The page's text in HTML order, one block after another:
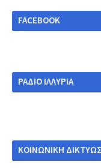
FACEBOOK
ΡΑΔΙΟ ΙΛΛΥΡΙΑ
ΚΟΙΝΩΝΙΚΗ